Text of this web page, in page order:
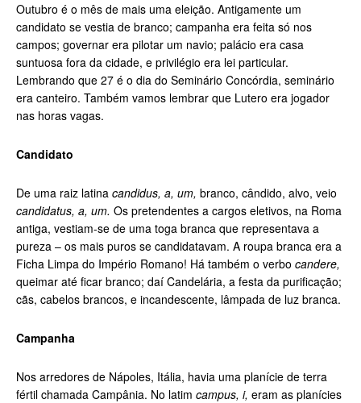
Outubro é o mês de mais uma eleição. Antigamente um
candidato se vestia de branco; campanha era feita só nos
campos; governar era pilotar um navio; palácio era casa
suntuosa fora da cidade, e privilégio era lei particular.
Lembrando que 27 é o dia do Seminário Concórdia, seminário
era canteiro. Também vamos lembrar que Lutero era jogador
nas horas vagas.
Candidato
De uma raiz latina candidus, a, um, branco, cândido, alvo, veio
candidatus, a, um. Os pretendentes a cargos eletivos, na Roma
antiga, vestiam-se de uma toga branca que representava a
pureza – os mais puros se candidatavam. A roupa branca era a
Ficha Limpa do Império Romano! Há também o verbo candere,
queimar até ficar branco; daí Candelária, a festa da purificação;
cãs, cabelos brancos, e incandescente, lâmpada de luz branca.
Campanha
Nos arredores de Nápoles, Itália, havia uma planície de terra
fértil chamada Campânia. No latim campus, i, eram as planícies